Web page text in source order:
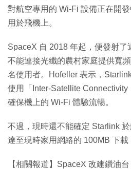
對航空專用的 Wi-Fi 設備正在開
用於飛機上。
SpaceX 自 2018 年起，便發射了
不能連接光纖的農村家庭提供寬
名使用者。Hofeller 表示，
使用「Inter-Satellite Connectivity
確保機上的 Wi-Fi 體驗流暢。
不過，現時還不能確定 Starlink
達至現時家用網絡的 100MB 下載
【相關報道】SpaceX 改建鑽油